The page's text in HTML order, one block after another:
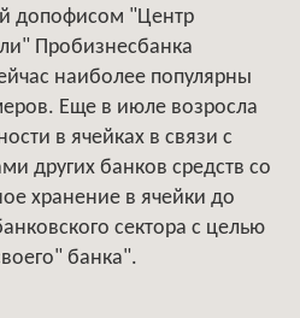
допофисом "Центр
Пробизнесбанка
наиболее популярны
Еще в июле возросла
в ячейках в связи с
других банков средств со
хранение в ячейки до
сектора с целью
банка".